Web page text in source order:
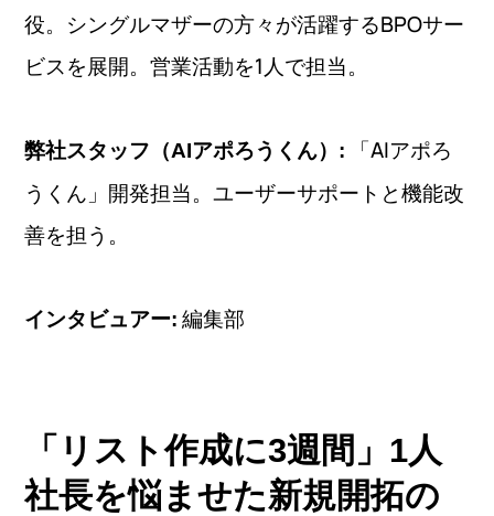
役。シングルマザーの方々が活躍するBPOサー
ビスを展開。営業活動を1人で担当。
弊社スタッフ（AIアポろうくん）:
「AIアポろ
うくん」開発担当。ユーザーサポートと機能改
善を担う。
インタビュアー: 編集部
「リスト作成に3週間」1人
社長を悩ませた新規開拓の